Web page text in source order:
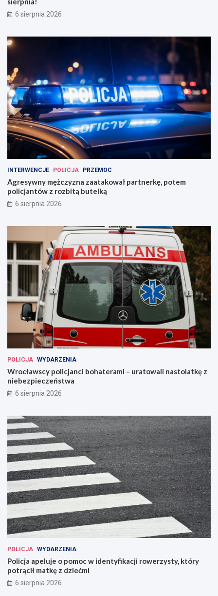
6 sierpnia 2026
INTERWENCJE POLICJA PRZEMOC
Agresywny mężczyzna zaatakował partnerkę, potem
policjantów z rozbitą butelką
6 sierpnia 2026
POLICJA WYDARZENIA
Wrocławscy policjanci bohaterami – uratowali nastolatkę z
niebezpieczeństwa
6 sierpnia 2026
POLICJA WYDARZENIA
Policja apeluje o pomoc w identyfikacji rowerzysty, który
potrącił matkę z dziećmi
6 sierpnia 2026